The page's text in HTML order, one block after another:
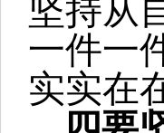
坚持从
一件一
实实在